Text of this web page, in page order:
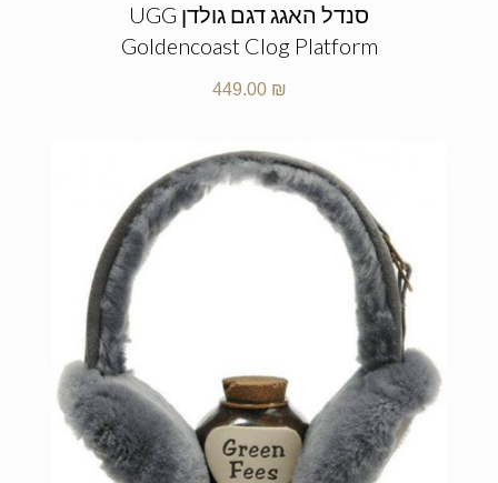
סנדל האגג דגם גולדן UGG
Goldencoast Clog Platform
449.00 ₪